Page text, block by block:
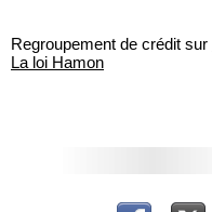
Regroupement de crédit sur
La loi Hamon